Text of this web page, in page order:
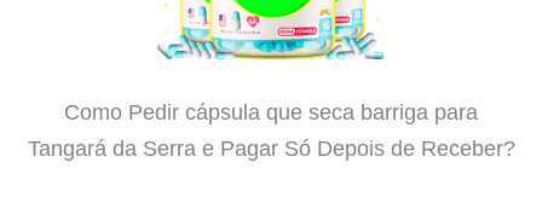
Como Pedir cápsula que seca barriga para
Tangará da Serra e Pagar Só Depois de Receber?